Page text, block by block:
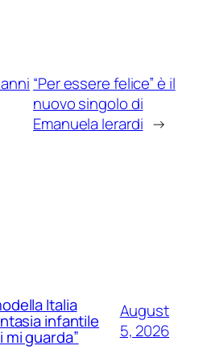
“Per essere felice” è il
nuovo singolo di
Emanuela Ierardi →
Italia
infantile
mi guarda”
August
5, 2026